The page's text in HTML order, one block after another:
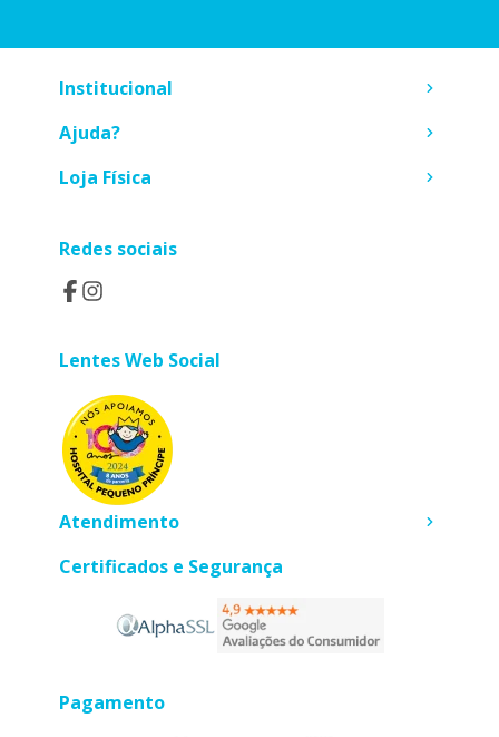
Institucional
Ajuda?
Loja Física
Redes sociais
Lentes Web Social
Atendimento
Certificados e Segurança
Pagamento